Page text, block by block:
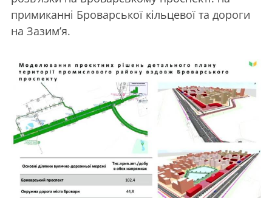
примиканні Броварської кільцевої та дороги
на Зазим’я.